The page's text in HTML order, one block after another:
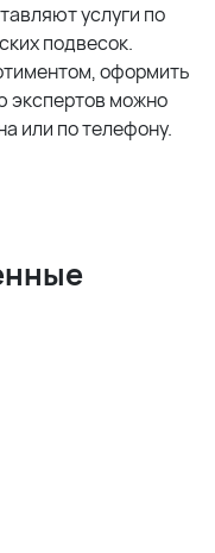
услуги по
подвесок.
оформить
экспертов можно
или по телефону.